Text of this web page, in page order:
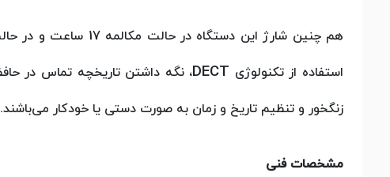
هم چنین شارژ این دستگاه در حالت مکالمه 17 ساعت و در حالت آماده به کار 46 ساعت در دستگاه باقی می‌ماند. از دیگر ویژگی هایی که میتوان برای تلفن
استفاده از تکنولوژی DECT
زنگخور و تنظیم تاریخ و زمان به صورت دستی یا خودکار می‌باشند.
مشخصات فنی